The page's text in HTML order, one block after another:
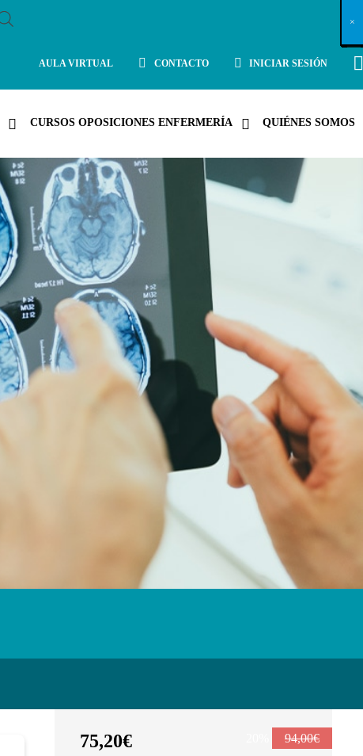
AULA VIRTUAL CONTACTO INICIAR SESIÓN
CURSOS OPOSICIONES ENFERMERÍA QUIÉNES SOMOS
75,20€ 94,00€
X
×
×
×
×
×
×
×
×
×
×
×
×
×
×
×
×
×
×
×
×
×
×
×
×
×
×
×
×
×
×
×
×
×
×
×
×
×
×
×
×
×
×
×
×
×
×
×
×
×
×
×
×
×
×
×
×
×
×
×
×
×
×
×
×
×
×
×
×
×
×
×
×
×
×
×
×
×
×
×
×
×
×
×
×
×
×
×
×
×
×
×
×
×
×
×
×
×
×
×
×
×
×
×
×
×
×
×
×
×
×
×
×
×
×
×
×
×
×
×
×
×
×
×
×
×
×
×
×
×
×
×
×
×
×
×
×
×
×
×
×
×
×
×
×
×
×
×
×
×
×
×
×
×
×
×
×
×
×
×
×
×
×
×
×
×
×
×
×
×
×
×
×
×
×
×
×
×
×
×
×
×
×
×
×
×
×
×
×
×
×
×
×
×
×
×
×
×
×
×
×
×
×
×
×
×
×
×
×
×
×
×
×
×
×
×
×